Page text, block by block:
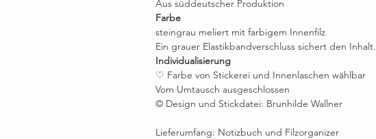
Aus süddeutscher Produktion
Farbe
steingrau meliert mit farbigem Innenfilz
Ein grauer Elastikbandverschluss sichert den Inhalt.
Individualisierung
♡ Farbe von Stickerei und Innenlaschen wählbar
Vom Umtausch ausgeschlossen
© Design und Stickdatei: Brunhilde Wallner
Lieferumfang: Notizbuch und Filzorganizer